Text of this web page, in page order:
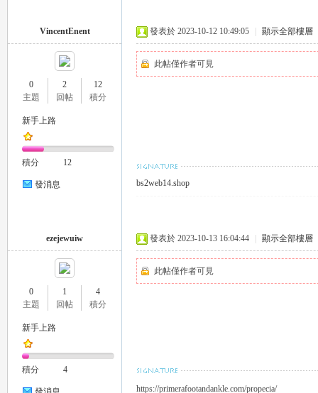
VincentEnent
0
主題
2
回帖
12
積分
新手上路
積分 12
發消息
發表於 2023-10-12 10:49:05 顯示全部樓層
此帖僅作者可見
bs2web14.shop
ezejewuiw
0
主題
1
回帖
4
積分
新手上路
積分 4
發表於 2023-10-13 16:04:44 顯示全部樓層
此帖僅作者可見
https://primerafootandankle.com/propecia/